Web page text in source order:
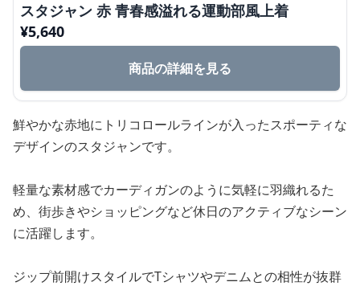
スタジャン 赤 青春感溢れる運動部風上着
¥5,640
商品の詳細を見る
鮮やかな赤地にトリコロールラインが入ったスポーティな
デザインのスタジャンです。
軽量な素材感でカーディガンのように気軽に羽織れるた
め、街歩きやショッピングなど休日のアクティブなシーン
に活躍します。
ジップ前開けスタイルでTシャツやデニムとの相性が抜群